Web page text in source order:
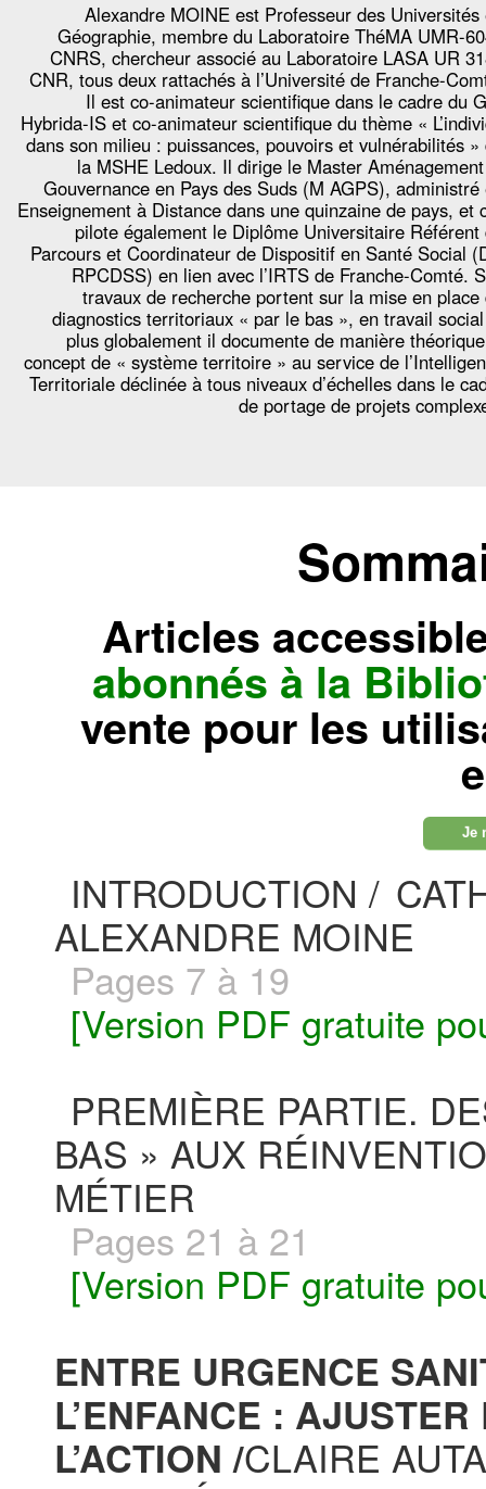
Alexandre MOINE est Professeur des Universités
Géographie, membre du Laboratoire ThéMA UMR-
CNRS, chercheur associé au Laboratoire LASA UR
CNR, tous deux rattachés à l’Université de Franche-
Il est co-animateur scientifique dans le cadre du
Hybrida-IS et co-animateur scientifique du thème «
dans son milieu : puissances, pouvoirs et vulnérabilités »
la MSHE Ledoux. Il dirige le Master
Gouvernance en Pays des Suds (M AGPS), administré
Enseignement à Distance dans une quinzaine de pays, et
pilote également le Diplôme Universitaire Référent
Parcours et Coordinateur de Dispositif en Santé Social
RPCDSS) en lien avec l’IRTS de Franche-Comté.
travaux de recherche portent sur la mise en place
diagnostics territoriaux « par le bas », en travail
plus globalement il documente de manière
concept de « système territoire » au service de
Territoriale déclinée à tous niveaux d’échelles dans le
de portage de projets
Articles
abonnés à la
vente pour les
Je
INTRODUCTION /
ALEXANDRE MOINE
Pages 7 à 19
[Version PDF gratuite
PREMIÈRE PARTIE.
BAS » AUX
MÉTIER
Pages 21 à 21
[Version PDF gratuite
ENTRE URGENCE
L’ENFANCE :
L’ACTION /CLAIRE